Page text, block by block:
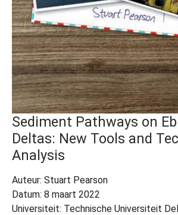
Sediment Pathways on
Deltas: New Tools and
Analysis
Auteur: Stuart Pearson
Datum: 8 maart 2022
Universiteit: Technische Universiteit